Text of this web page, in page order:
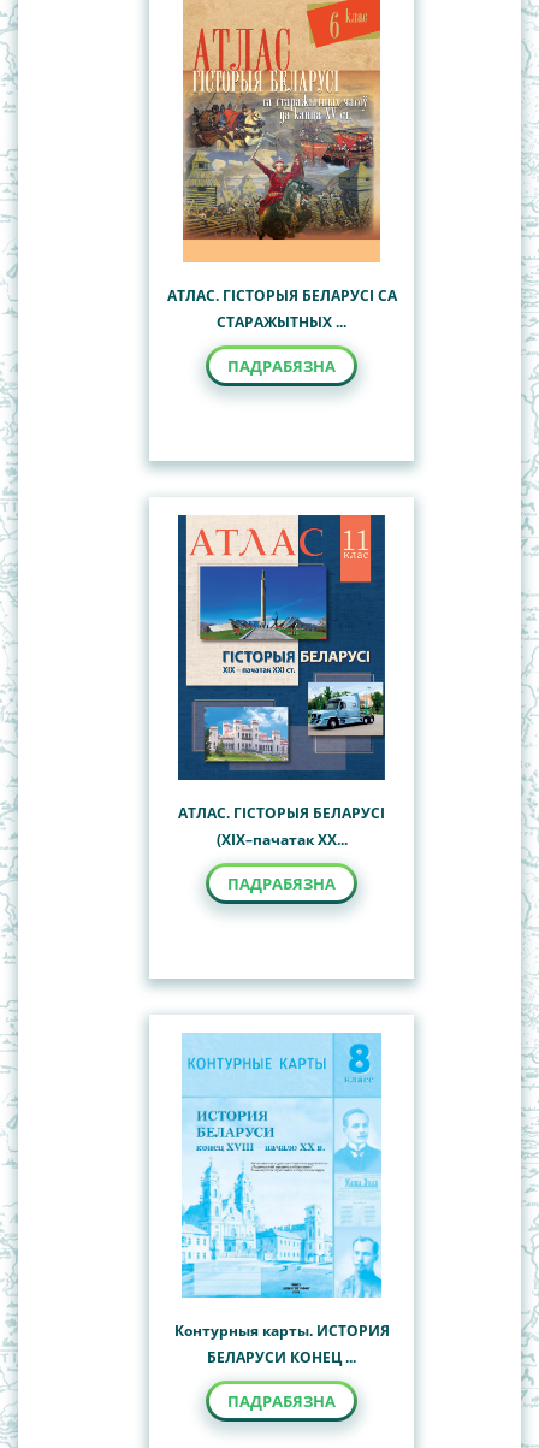
АТЛАС. ГІСТОРЫЯ БЕЛАРУСІ СА
СТАРАЖЫТНЫХ ...
ПАДРАБЯЗНА
АТЛАС. ГІСТОРЫЯ БЕЛАРУСІ
(XIX–пачатак XX...
ПАДРАБЯЗНА
Контурныя карты. ИСТОРИЯ
БЕЛАРУСИ КОНЕЦ ...
ПАДРАБЯЗНА